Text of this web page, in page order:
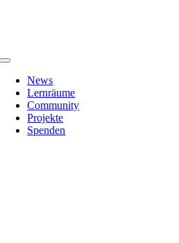
Toggle
Navigation
News
Lernräume
Community
Projekte
Spenden